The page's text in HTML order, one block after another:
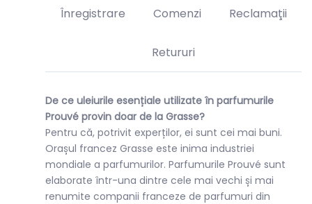
Înregistrare Comenzi Reclamaţii
Retururi
De ce uleiurile esențiale utilizate în parfumurile
Prouvé provin doar de la Grasse?
Pentru că, potrivit experților, ei sunt cei mai buni.
Orașul francez Grasse este inima industriei
mondiale a parfumurilor. Parfumurile Prouvé sunt
elaborate într-una dintre cele mai vechi și mai
renumite companii franceze de parfumuri din